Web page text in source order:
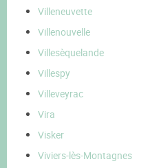
Villeneuvette
Villenouvelle
Villesèquelande
Villespy
Villeveyrac
Vira
Visker
Viviers-lès-Montagnes